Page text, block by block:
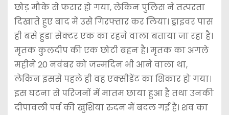
छोड़ मौके से फरार हो गया, लेकिन पुलिस ने तत्परता
दिखाते हुए बाद में उसे गिरफ्तार कर लिया। ड्राइवर पास
ही बसे हुडा सेक्टर एक का रहने वाला बताया जा रहा है।
मृतक कुलदीप की एक छोटी बहन है। मृतक का अगले
महीने 20 नवंबर को जन्मदिन भी आने वाला था,
लेकिन इससे पहले ही वह एक्सीडेंट का शिकार हो गया।
इस घटना से परिजनों में मातम छाया हुआ है तथा उनकी
दीपावली पर्व की खुशियां रुदन में बदल गई हैं। शव का